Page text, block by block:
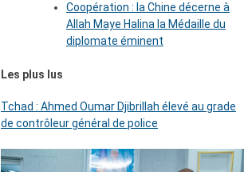
Coopération : la Chine décerne à
Allah Maye Halina la Médaille du
diplomate éminent
Les plus lus
Tchad : Ahmed Oumar Djibrillah élevé au grade
de contrôleur général de police